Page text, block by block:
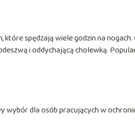
spędzają wiele godzin na
i oddychającą cholewką.
wybór dla osób pracujących w